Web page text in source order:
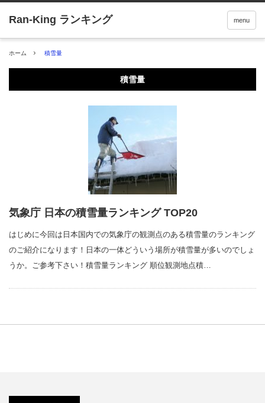
menu
ホーム 積雪量
積雪量
気象庁 日本の積雪量ランキング TOP20
はじめに今回は日本国内での気象庁の観測点のある積雪量のランキング
のご紹介になります！日本の一体どういう場所が積雪量が多いのでしょ
うか。ご参考下さい！積雪量ランキング 順位観測地点積…